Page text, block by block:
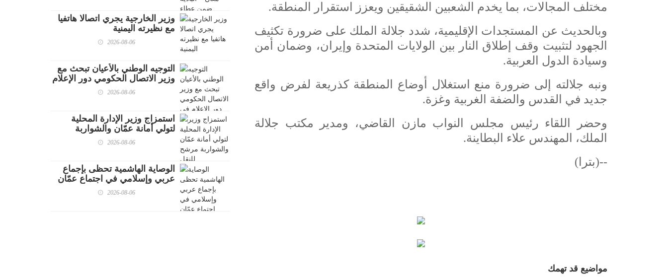
مختلف المجالات، بما يخدم الشعبين الشقيقين ويعزز استقرار المنطقة.
وبالحديث عن المستجدات الإقليمية، شدد جلالة الملك على ضرورة تكثيف
الجهود لتثبيت وقف إطلاق النار بين الولايات المتحدة وإيران، وضمان أمن
وسيادة الدول العربية.
ونبه جلالته إلى ضرورة منع استغلال أوضاع المنطقة كذريعة لفرض واقع
جديد في القدس والضفة الغربية وغزة.
وحضر اللقاء رئيس مجلس النواب مازن القاضي، ومدير مكتب جلالة
الملك، المهندس علاء البطاينة.
--(بترا)
مواضيع قد تهمك
وزير الخارجية يجري اتصالا هاتفيا
مع نظيرته اليمنية
2026-08-06
التوجيه الوطني بالأعيان تبحث مع
وزير الاتصال الحكومي دور الإعلام
في تعزيز الوعي إزاء المستجدات
2026-08-06
استمزاج وزير الإدارة المحلية
لتولي أمانة عمّان والشواربة
مرشح للنقل2026-08-06
الوصاية الهاشمية تحظى بإجماع
عربي وإسلامي في اجتماع عمّان
2026-08-06